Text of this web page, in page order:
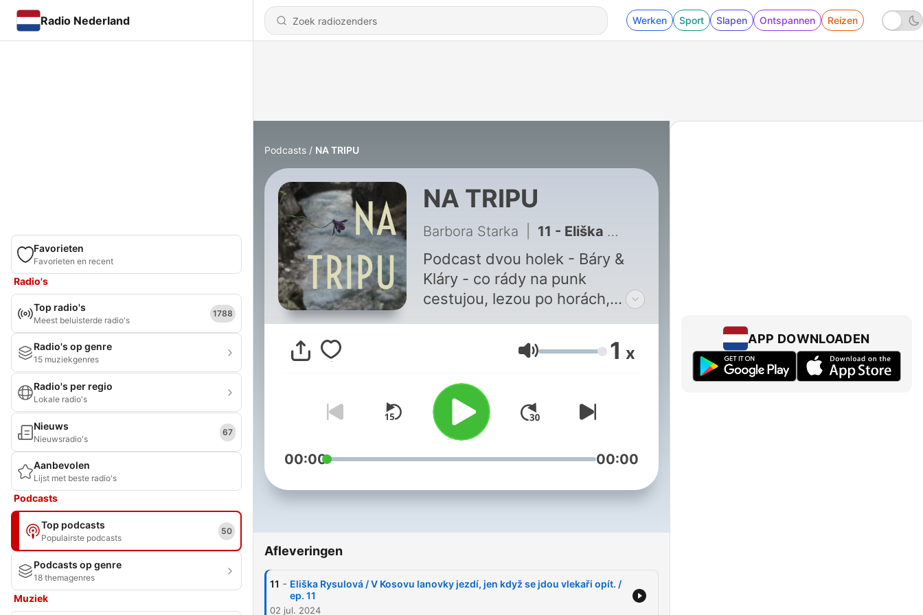
Radio Nederland Werken Sport Slapen Ontspannen Reizen
Favorieten
Favorieten en recent
Radio's
Top radio's
Meest beluisterde radio's
1788
Radio's op genre
15 muziekgenres
Radio's per regio
Lokale radio's
Nieuws
Nieuwsradio's
67
Aanbevolen
Lijst met beste radio's
Podcasts
Top podcasts
Populairste podcasts
50
Podcasts op genre
18 themagenres
Muziek
Podcasts NA TRIPU
NA TRIPU
Barbora Starka 11 - Eliška Rysulová / V Kosovu lanovky jezdí, jen když se jdou vlekaři opít. / ep. 11
Podcast dvou holek - Báry &
Kláry - co rády na punk
cestujou, lezou po horách,
chtěj povídat. *vyráběno v
souladu s přírodou :)
Volume 1 x
00:00 00:00
Afleveringen
11 - Eliška Rysulová / V Kosovu lanovky jezdí, jen když se jdou vlekaři opít. /
ep. 11
02 jul. 2024
APP DOWNLOADEN